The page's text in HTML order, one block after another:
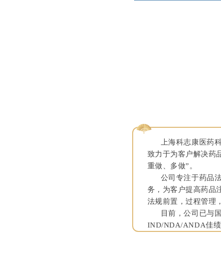
上海科志康医药科
致力于为客户解决药
重做、多做”。
公司专注于药品法
务，为客户提高药品
法规前置，过程管理
目前，公司已与国
IND/NDA/ANDA佳